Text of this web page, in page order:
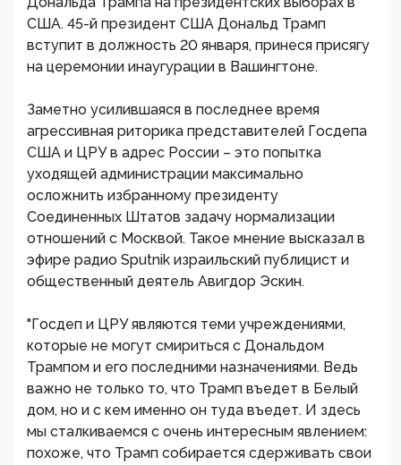
США. 45-й президент США Дональд Трамп
вступит в должность 20 января, принеся присягу
на церемонии инаугурации в Вашингтоне.
Заметно усилившаяся в последнее время
агрессивная риторика представителей Госдепа
США и ЦРУ в адрес России – это попытка
уходящей администрации максимально
осложнить избранному президенту
Соединенных Штатов задачу нормализации
отношений с Москвой. Такое мнение высказал в
эфире радио Sputnik израильский публицист и
общественный деятель Авигдор Эскин.
"Госдеп и ЦРУ являются теми учреждениями,
которые не могут смириться с Дональдом
Трампом и его последними назначениями. Ведь
важно не только то, что Трамп въедет в Белый
дом, но и с кем именно он туда въедет. И здесь
мы сталкиваемся с очень интересным явлением:
похоже, что Трамп собирается сдерживать свои